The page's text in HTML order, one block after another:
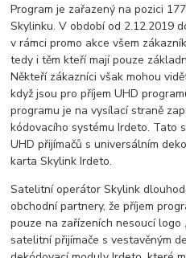
Program je zařazený na pozici
Skylinku. V období od 2.12.2019
v rámci promo akce všem
tedy i těm kteří mají pouze
Někteří zákazníci však mohou
když jsou pro příjem UHD
programu je na vysílací straně
kódovacího systému Irdeto. Tato
UHD přijímačů s universálním
karta Skylink Irdeto.
Satelitní operátor Skylink
obchodní partnery, že příjem
pouze na zařízeních nesoucí logo
satelitní přijímače s vestavěným